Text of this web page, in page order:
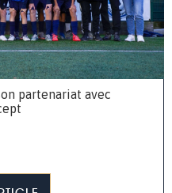
partenariat avec